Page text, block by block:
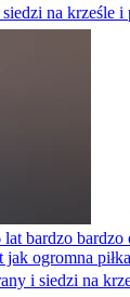
na krześle i
lat bardzo
jak ogromna
i siedzi na